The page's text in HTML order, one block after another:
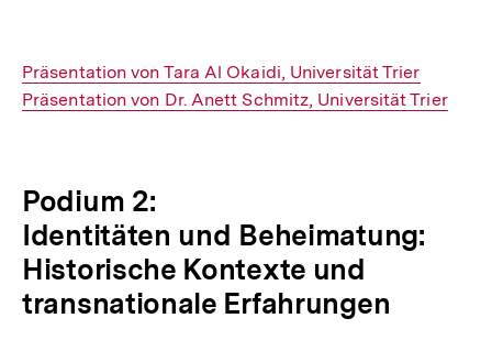
Interner
Link:
Präsentation von Tara Al Okaidi, Universität Trier
Interner
Präsentation von Dr. Anett Schmitz, Universität Trier
Podium 2:
Identitäten und Beheimatung:
Historische Kontexte und
transnationale Erfahrungen